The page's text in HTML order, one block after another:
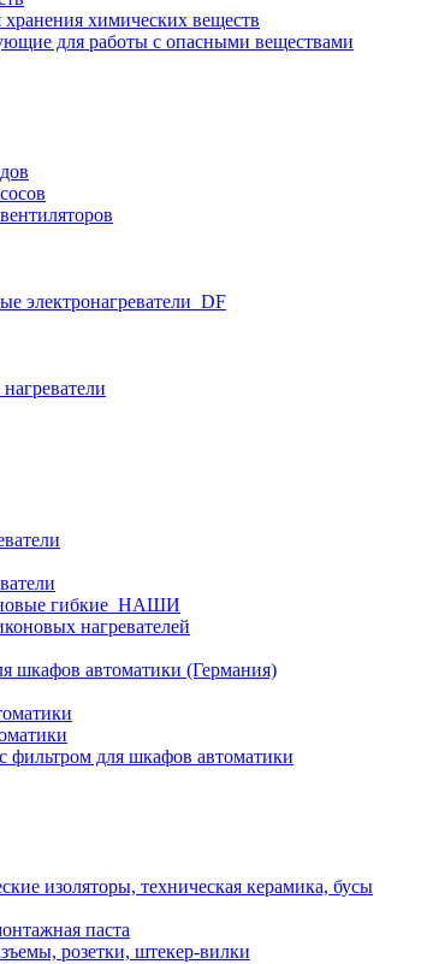
химических веществ
для работы с опасными веществами
электронагреватели_DF
гибкие_НАШИ
нагревателей
шкафов автоматики (Германия)
фильтром для шкафов автоматики
изоляторы, техническая керамика, бусы
паста
розетки, штекер-вилки